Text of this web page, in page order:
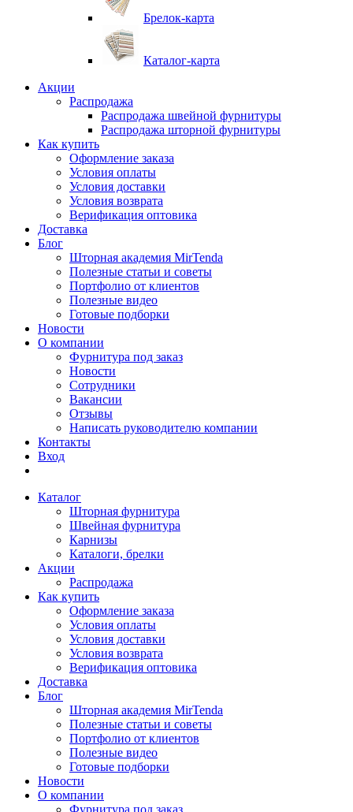
Брелок-карта
Каталог-карта
Акции
Распродажа
Распродажа швейной фурнитуры
Распродажа шторной фурнитуры
Как купить
Оформление заказа
Условия оплаты
Условия доставки
Условия возврата
Верификация оптовика
Доставка
Блог
Шторная академия MirTenda
Полезные статьи и советы
Портфолио от клиентов
Полезные видео
Готовые подборки
Новости
О компании
Фурнитура под заказ
Новости
Сотрудники
Вакансии
Отзывы
Написать руководителю компании
Контакты
Вход
Каталог
Шторная фурнитура
Швейная фурнитура
Карнизы
Каталоги, брелки
Акции
Распродажа
Как купить
Оформление заказа
Условия оплаты
Условия доставки
Условия возврата
Верификация оптовика
Доставка
Блог
Шторная академия MirTenda
Полезные статьи и советы
Портфолио от клиентов
Полезные видео
Готовые подборки
Новости
О компании
Фурнитура под заказ